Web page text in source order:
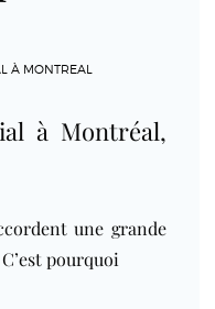
À MONTREAL
à Montréal,
une grande
pourquoi